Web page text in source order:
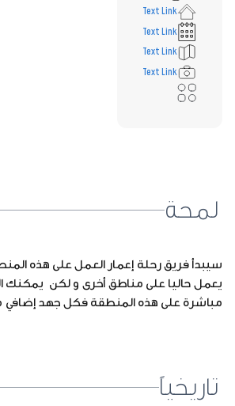
Text Link
Text Link
Text Link
Text Link
لمحة
سيبدأ فريق رحلة إعمار العمل على هذه
يعمل حاليا على مناطق أخرى و لكن يمكنك
مباشرة على هذه المنطقة فكل جهد
تاريخياً